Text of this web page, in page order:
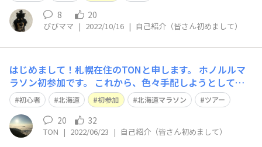
8 20
びびママ | 2022/10/16 | 自己紹介（皆さん初めまして）
はじめまして！札幌在住のTONと申します。 ホノルルマ
ラソン初参加です。 これから、色々手配しようとしてま
すが、 ここを読ませて頂くと完了している方もいて、焦
っています(-｡-; エントリーもまだです。 新千歳空港から
ハワイ直行便は今のところないみたいで、 PCR検査のこ
と等考えると大変そう、、。
初心者 北海道 初参加 北海道マラソン ツアー
20 32
TON | 2022/06/23 | 自己紹介（皆さん初めまして）